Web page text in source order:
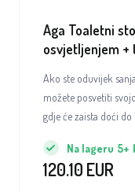
Aga Toaletni
osvjetljenjem +
Ako ste oduvijek
možete posvetiti
gdje će zaista doći do
Na lageru 5+
120.10 EUR